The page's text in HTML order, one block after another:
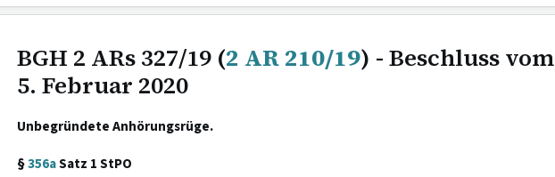
BGH 2 ARs 327/19 (2 AR 210/19) - Beschluss vom
5. Februar 2020
Unbegründete Anhörungsrüge.
§356aSatz 1 StPO